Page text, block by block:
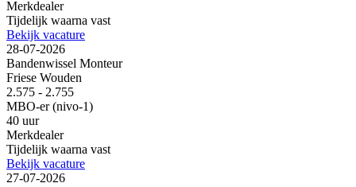
Merkdealer
Tijdelijk waarna vast
Bekijk vacature
28-07-2026
Bandenwissel Monteur
Friese Wouden
2.575 - 2.755
MBO-er (nivo-1)
40 uur
Merkdealer
Tijdelijk waarna vast
Bekijk vacature
27-07-2026